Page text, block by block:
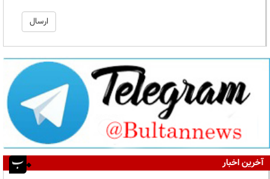
آخرین اخبار